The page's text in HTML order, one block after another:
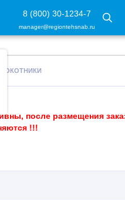
8 (800) 30-1234-7
manager@regiontehsnab.ru
после размещения
!!!